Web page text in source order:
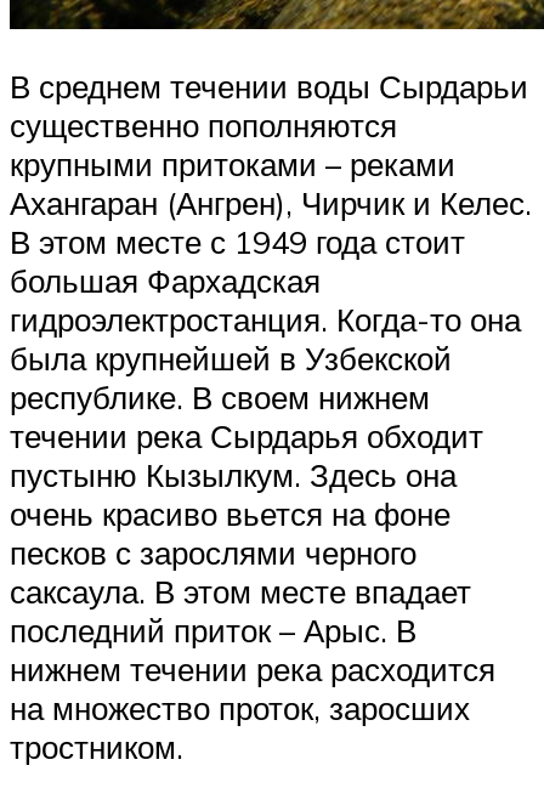
В среднем течении воды Сырдарьи
существенно пополняются
крупными притоками – реками
Ахангаран (Ангрен), Чирчик и Келес.
В этом месте с 1949 года стоит
большая Фархадская
гидроэлектростанция. Когда-то она
была крупнейшей в Узбекской
республике. В своем нижнем
течении река Сырдарья обходит
пустыню Кызылкум. Здесь она
очень красиво вьется на фоне
песков с зарослями черного
саксаула. В этом месте впадает
последний приток – Арыс. В
нижнем течении река расходится
на множество проток, заросших
тростником.